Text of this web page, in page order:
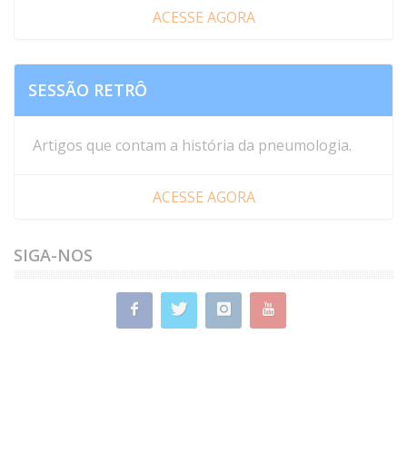
ACESSE AGORA
SESSÃO RETRÔ
Artigos que contam a história da pneumologia.
ACESSE AGORA
SIGA-NOS